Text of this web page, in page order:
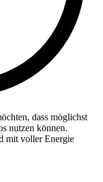
dass möglichst
nutzen können.
mit voller Energie